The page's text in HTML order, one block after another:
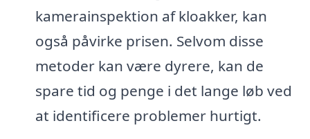
kamerainspektion af kloakker, kan
også påvirke prisen. Selvom disse
metoder kan være dyrere, kan de
spare tid og penge i det lange løb ved
at identificere problemer hurtigt.